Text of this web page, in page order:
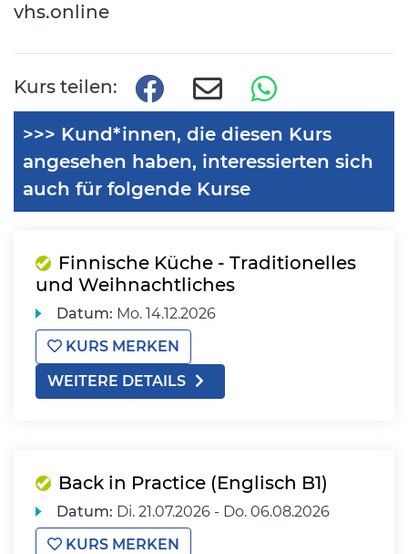
vhs.online
Kurs teilen:
>>> Kund*innen, die diesen Kurs
angesehen haben, interessierten sich
auch für folgende Kurse
Finnische Küche - Traditionelles
und Weihnachtliches
Datum: Mo. 14.12.2026
KURS MERKEN
WEITERE DETAILS
Back in Practice (Englisch B1)
Datum: Di. 21.07.2026 - Do. 06.08.2026
KURS MERKEN